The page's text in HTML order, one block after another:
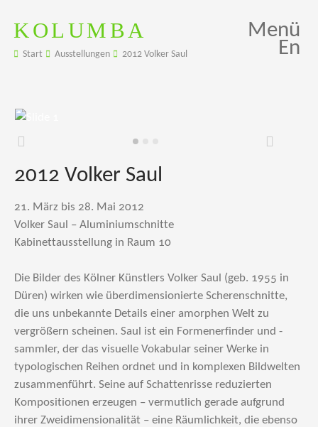
KOLUMBA
Start Ausstellungen 2012 Volker Saul
Menü
En
Zurück Weiter
2012 Volker Saul
21. März bis 28. Mai 2012
Volker Saul – Aluminiumschnitte
Kabinettausstellung in Raum 10
Die Bilder des Kölner Künstlers Volker Saul (geb. 1955 in
Düren) wirken wie überdimensionierte Scherenschnitte,
die uns unbekannte Details einer amorphen Welt zu
vergrößern scheinen. Saul ist ein Formenerfinder und -
sammler, der das visuelle Vokabular seiner Werke in
typologischen Reihen ordnet und in komplexen Bildwelten
zusammenführt. Seine auf Schattenrisse reduzierten
Kompositionen erzeugen – vermutlich gerade aufgrund
ihrer Zweidimensionalität – eine Räumlichkeit, die ebenso